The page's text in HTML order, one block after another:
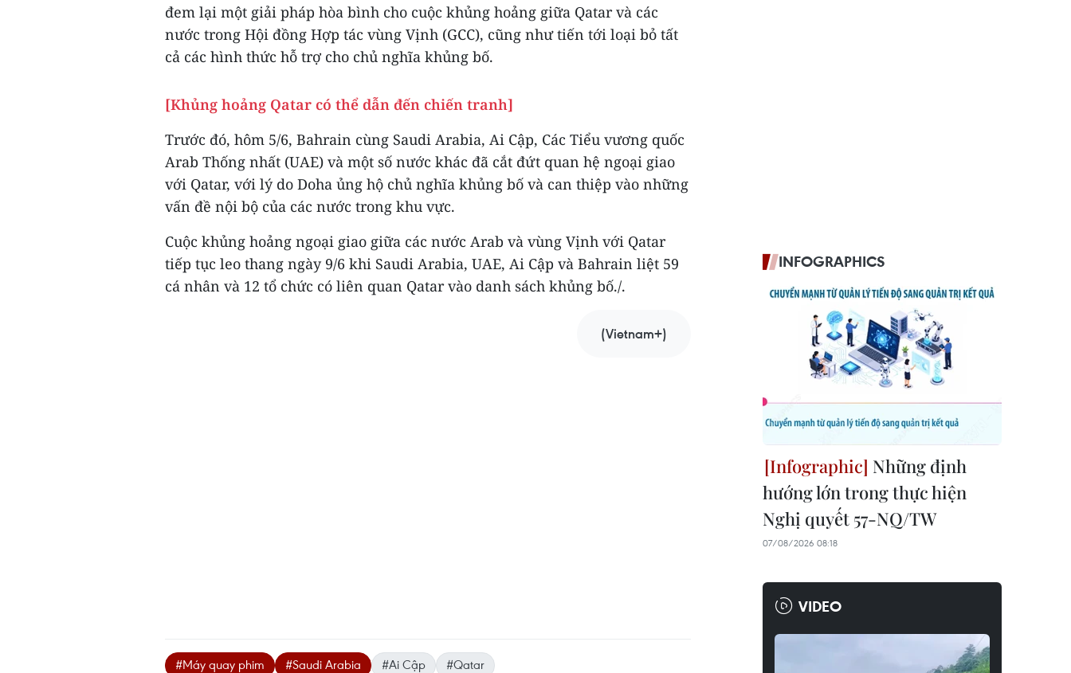
đem lại một giải pháp hòa bình cho cuộc khủng hoảng giữa Qatar và các
nước trong Hội đồng Hợp tác vùng Vịnh (GCC), cũng như tiến tới loại bỏ tất
cả các hình thức hỗ trợ cho chủ nghĩa khủng bố.
[Khủng hoảng Qatar có thể dẫn đến chiến tranh]
Trước đó, hôm 5/6, Bahrain cùng Saudi Arabia, Ai Cập, Các Tiểu vương quốc
Arab Thống nhất (UAE) và một số nước khác đã cắt đứt quan hệ ngoại giao
với Qatar, với lý do Doha ủng hộ chủ nghĩa khủng bố và can thiệp vào những
vấn đề nội bộ của các nước trong khu vực.
Cuộc khủng hoảng ngoại giao giữa các nước Arab và vùng Vịnh với Qatar
tiếp tục leo thang ngày 9/6 khi Saudi Arabia, UAE, Ai Cập và Bahrain liệt 59
cá nhân và 12 tổ chức có liên quan Qatar vào danh sách khủng bố./.
(Vietnam+)
#Máy quay phim #Saudi Arabia #Ai Cập
#Qatar
INFOGRAPHICS
Những định
hướng lớn trong thực hiện
Nghị quyết 57-NQ/TW
07/08/2026 08:18
VIDEO